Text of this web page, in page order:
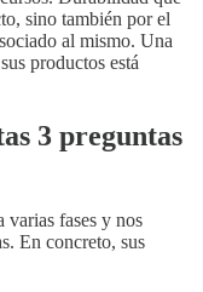
sino también por el
al mismo. Una
productos está
3 preguntas
varias fases y nos
En concreto, sus